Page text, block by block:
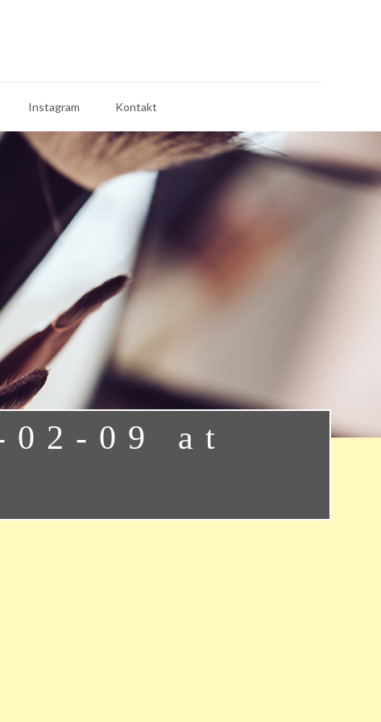
Instagram Kontakt
02-09 at